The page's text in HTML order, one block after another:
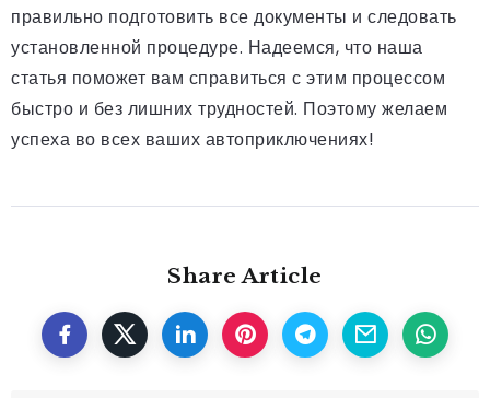
правильно подготовить все документы и следовать
установленной процедуре. Надеемся, что наша
статья поможет вам справиться с этим процессом
быстро и без лишних трудностей. Поэтому желаем
успеха во всех ваших автоприключениях!
Share Article